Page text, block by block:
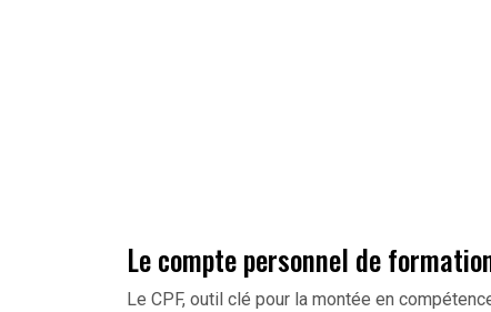
Le compte personnel de
Le CPF, outil clé pour la montée en